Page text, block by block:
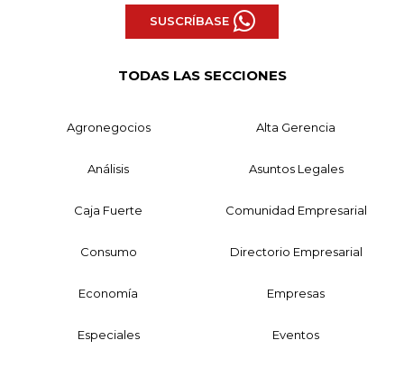
SUSCRÍBASE
TODAS LAS SECCIONES
Agronegocios Alta Gerencia
Análisis Asuntos Legales
Caja Fuerte Comunidad Empresarial
Consumo Directorio Empresarial
Economía Empresas
Especiales Eventos